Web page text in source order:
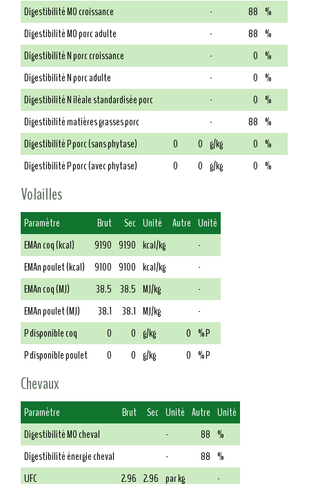
Digestibilité MO croissance
- 88 %
Digestibilité MO porc adulte
- 88 %
Digestibilité N porc croissance
- 0 %
Digestibilité N porc adulte
- 0 %
Digestibilité N iléale standardisée porc
- 0 %
Digestibilité matières grasses porc
- 88 %
Digestibilité P porc (sans phytase)
0 0 g/kg 0 %
Digestibilité P porc (avec phytase)
0 0 g/kg 0 %
Volailles
Paramètre Brut Sec Unité Autre Unité
EMAn coq (kcal)
9190 9190 kcal/kg
-
EMAn poulet (kcal)
9100 9100 kcal/kg
-
EMAn coq (MJ)
38.5 38.5 MJ/kg
-
EMAn poulet (MJ)
38.1 38.1 MJ/kg
-
P disponible coq
0 0 g/kg 0 % P
P disponible poulet
0 0 g/kg 0 % P
Chevaux
Paramètre Brut Sec Unité Autre Unité
Digestibilité MO cheval
- 88 %
Digestibilité énergie cheval
- 88 %
UFC
2.96 2.96 par kg -